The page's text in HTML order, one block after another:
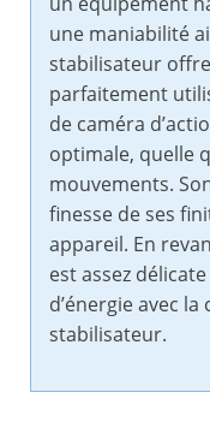
une maniabilité
stabilisateur offre
parfaitement
de caméra
optimale, quelle
mouvements.
finesse de ses
appareil. En
est assez
d’énergie avec
stabilisateur.